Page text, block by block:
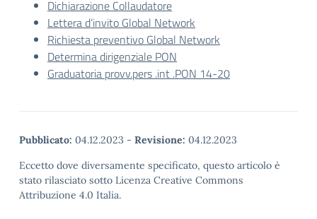
Dichiarazione Collaudatore
Lettera d’invito Global Network
Richiesta preventivo Global Network
Determina dirigenziale PON
Graduatoria provv.pers .int .PON 14-20
Pubblicato: 04.12.2023 - Revisione: 04.12.2023
Eccetto dove diversamente specificato, questo articolo è
stato rilasciato sotto Licenza Creative Commons
Attribuzione 4.0 Italia.